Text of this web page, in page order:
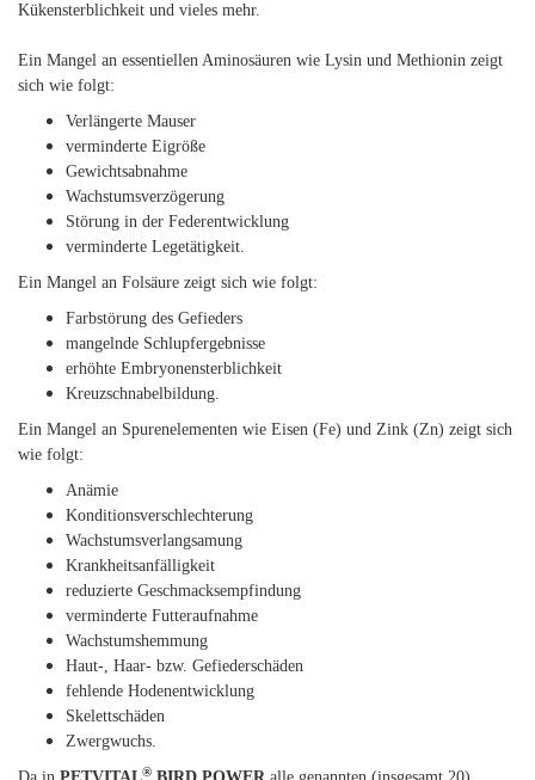
Kükensterblichkeit und vieles mehr.
Ein Mangel an essentiellen Aminosäuren wie Lysin und Methionin zeigt
sich wie folgt:
Verlängerte Mauser
verminderte Eigröße
Gewichtsabnahme
Wachstumsverzögerung
Störung in der Federentwicklung
verminderte Legetätigkeit.
Ein Mangel an Folsäure zeigt sich wie folgt:
Farbstörung des Gefieders
mangelnde Schlupfergebnisse
erhöhte Embryonensterblichkeit
Kreuzschnabelbildung.
Ein Mangel an Spurenelementen wie Eisen (Fe) und Zink (Zn) zeigt sich
wie folgt:
Anämie
Konditionsverschlechterung
Wachstumsverlangsamung
Krankheitsanfälligkeit
reduzierte Geschmacksempfindung
verminderte Futteraufnahme
Wachstumshemmung
Haut-, Haar- bzw. Gefiederschäden
fehlende Hodenentwicklung
Skelettschäden
Zwergwuchs.
®